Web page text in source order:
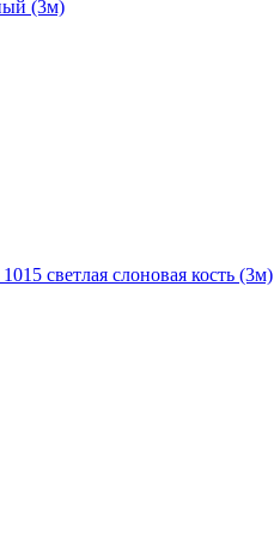
(3м)
светлая слоновая кость (3м)